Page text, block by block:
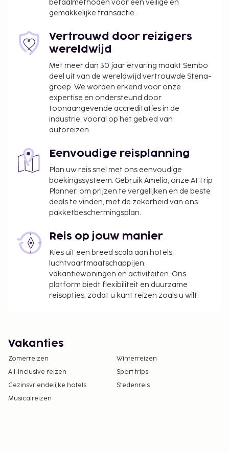
betaalmethoden voor een veilige en
gemakkelijke transactie.
Vertrouwd door reizigers
wereldwijd
Met meer dan 30 jaar ervaring maakt Sembo
deel uit van de wereldwijd vertrouwde Stena-
groep. We worden erkend voor onze
expertise en ondersteund door
toonaangevende accreditaties in de
industrie, vooral op het gebied van
autoreizen.
Eenvoudige reisplanning
Plan uw reis snel met ons eenvoudige
boekingssysteem. Gebruik Amelia, onze AI Trip
Planner, om prijzen te vergelijken en de beste
deals te vinden, met de zekerheid van ons
pakketbeschermingsplan.
Reis op jouw manier
Kies uit een breed scala aan hotels,
luchtvaartmaatschappijen,
vakantiewoningen en activiteiten. Ons
platform biedt flexibiliteit en duurzame
reisopties, zodat u kunt reizen zoals u wilt.
Vakanties
Zomerreizen
Winterreizen
All-Inclusive reizen
Sport trips
Gezinsvriendelijke hotels
Stedenreis
Musicalreizen